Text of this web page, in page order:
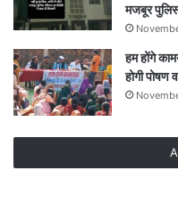
मजबूर पुलिस
हम होंगे
होगी पोषण